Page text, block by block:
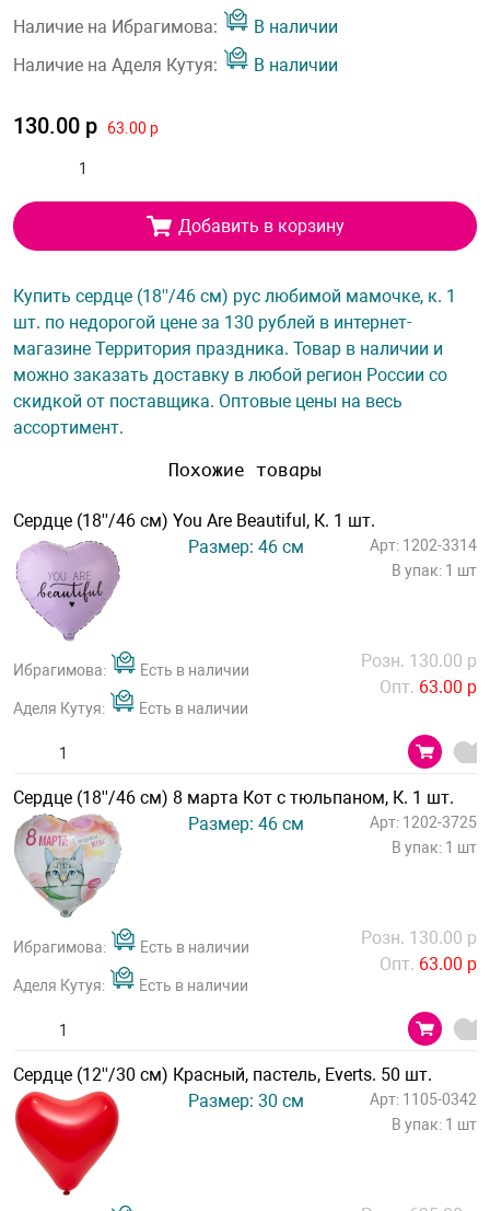
Наличие на Ибрагимова:
В наличии
Наличие на Аделя Кутуя:
В наличии
130.00 р 63.00 р
Добавить в корзину
Купить сердце (18''/46 см) рус любимой мамочке, к. 1
шт. по недорогой цене за 130 рублей в интернет-
магазине Территория праздника. Товар в наличии и
можно заказать доставку в любой регион России со
скидкой от поставщика. Оптовые цены на весь
ассортимент.
Похожие товары
Сердце (18''/46 см) You Are Beautiful, К. 1 шт.
Размер: 46 см
Арт: 1202-3314
В упак: 1 шт
Ибрагимова: Есть в наличии
Аделя Кутуя: Есть в наличии
Розн. 130.00 р
Опт. 63.00 р
Сердце (18''/46 см) 8 марта Кот с тюльпаном, К. 1 шт.
Размер: 46 см
Арт: 1202-3725
В упак: 1 шт
Ибрагимова: Есть в наличии
Аделя Кутуя: Есть в наличии
Розн. 130.00 р
Опт. 63.00 р
Сердце (12''/30 см) Красный, пастель, Everts. 50 шт.
Размер: 30 см
Арт: 1105-0342
В упак: 1 шт